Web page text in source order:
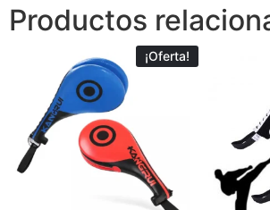
Productos
¡Oferta!